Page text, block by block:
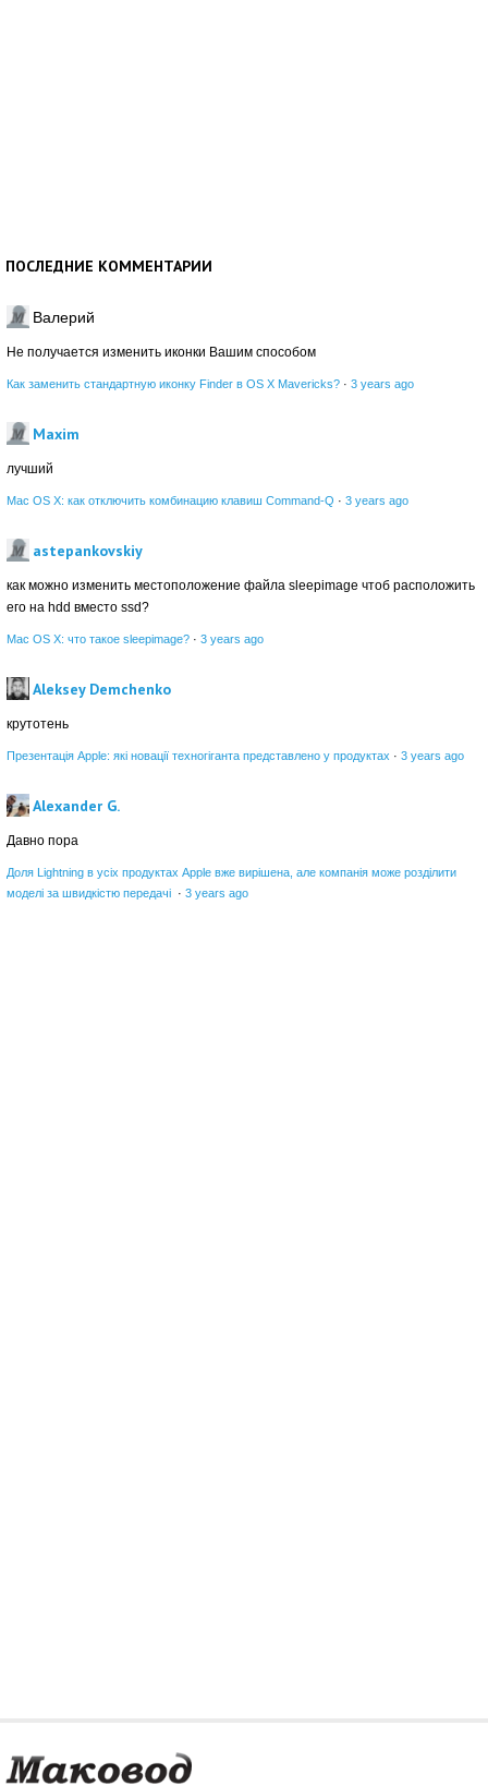
ПОСЛЕДНИЕ КОММЕНТАРИИ
Валерий
Не получается изменить иконки Вашим способом
Как заменить стандартную иконку Finder в OS X Mavericks? · 3 years ago
Maxim
лучший
Mac OS X: как отключить комбинацию клавиш Command-Q · 3 years ago
astepankovskiy
как можно изменить местоположение файла sleepimage чтоб расположить
его на hdd вместо ssd?
Mac OS X: что такое sleepimage? · 3 years ago
Aleksey Demchenko
крутотень
Презентація Apple: які новації техногіганта представлено у продуктах · 3 years ago
Alexander G.
Давно пора
Доля Lightning в усіх продуктах Apple вже вирішена, але компанія може розділити
моделі за швидкістю передачі · 3 years ago